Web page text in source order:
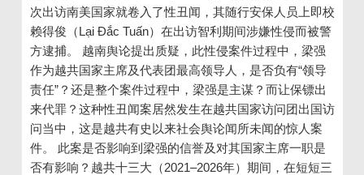
次出访南美国家就卷入了性丑闻，其随行安保人员上即校
赖得俊（Lại Đắc Tuấn）在出访智利期间涉嫌性侵而被警
方逮捕。 越南舆论提出质疑，此性侵案件过程中，梁强
作为越共国家主席及代表团最高领导人，是否负有“领导
责任”？还是整个案件过程中，梁强是主谋？而让保镖出
来代罪？这种性丑闻案居然发生在越共国家访问团出国访
问当中，这是越共有史以来社会舆论闻所未闻的惊人案
件。 此案是否影响到梁强的信誉及对其国家主席一职是
否有影响？越共十三大（2021–2026年）期间，在短短三